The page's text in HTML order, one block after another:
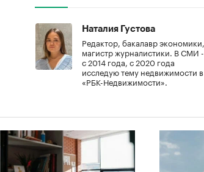
Наталия Густова
Редактор, бакалавр экономики,
магистр журналистики. В СМИ -
с 2014 года, с 2020 года
исследую тему недвижимости в
«РБК-Недвижимости».